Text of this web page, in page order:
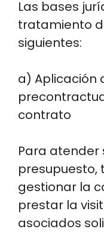
Las bases
tratamiento
siguientes:
a) Aplicación
contrato
Para atender
presupuesto,
gestionar la
prestar la
asociados